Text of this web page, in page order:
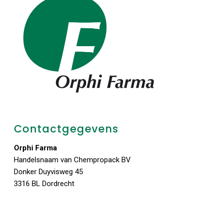
Contactgegevens
Orphi Farma
Handelsnaam van Chempropack BV
Donker Duyvisweg 45
3316 BL Dordrecht